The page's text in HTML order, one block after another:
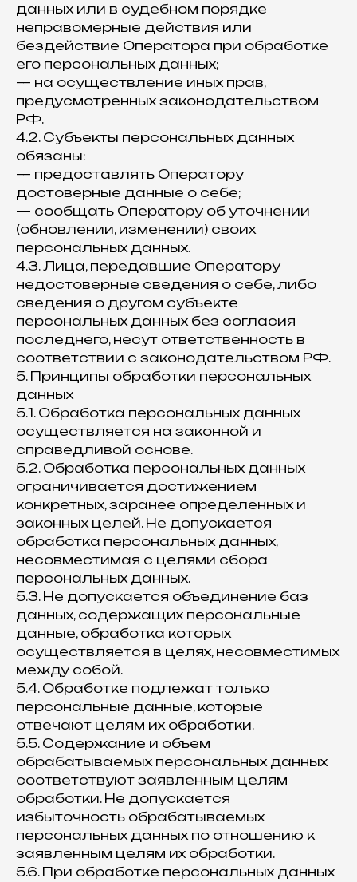
данных или в судебном порядке
неправомерные действия или
бездействие Оператора при обработке
его персональных данных;
— на осуществление иных прав,
предусмотренных законодательством
РФ.
4.2. Субъекты персональных данных
обязаны:
— предоставлять Оператору
достоверные данные о себе;
— сообщать Оператору об уточнении
(обновлении, изменении) своих
персональных данных.
4.3. Лица, передавшие Оператору
недостоверные сведения о себе, либо
сведения о другом субъекте
персональных данных без согласия
последнего, несут ответственность в
соответствии с законодательством РФ.
5. Принципы обработки персональных
данных
5.1. Обработка персональных данных
осуществляется на законной и
справедливой основе.
5.2. Обработка персональных данных
ограничивается достижением
конкретных, заранее определенных и
законных целей. Не допускается
обработка персональных данных,
несовместимая с целями сбора
персональных данных.
5.3. Не допускается объединение баз
данных, содержащих персональные
данные, обработка которых
осуществляется в целях, несовместимых
между собой.
5.4. Обработке подлежат только
персональные данные, которые
отвечают целям их обработки.
5.5. Содержание и объем
обрабатываемых персональных данных
соответствуют заявленным целям
обработки. Не допускается
избыточность обрабатываемых
персональных данных по отношению к
заявленным целям их обработки.
5.6. При обработке персональных данных